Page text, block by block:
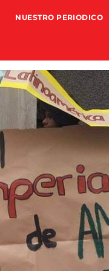
NUESTRO PERIODICO